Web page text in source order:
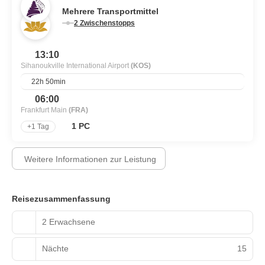
werden kann. Anreise per Überlandtransfer ab Phnom Penh
oder per Flug ab Saigon oder Siem Reap.
Mehrere Transportmittel
2 Zwischenstopps
13:10
Sihanoukville International Airport (KOS)
22h 50min
06:00
Frankfurt Main (FRA)
+1 Tag
1 PC
Weitere Informationen zur Leistung
Reisezusammenfassung
2 Erwachsene
Nächte 15